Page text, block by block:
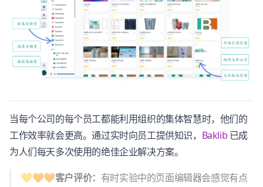
当每个公司的每个员工都能利用组织的集体智慧时，他们的
工作效率就会更高。通过实时向员工提供知识， Baklib 已成
为人们每天多次使用的绝佳企业解决方案。
💛🧡🧡客户评价： 有时实验中的页面编辑器会感觉有点